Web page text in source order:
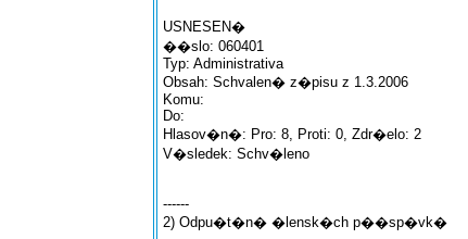
USNESEN�
��slo: 060401
Typ: Administrativa
Obsah: Schvalen� z�pisu z 1.3.2006
Komu:
Do:
Hlasov�n�: Pro: 8, Proti: 0, Zdr�elo: 2
V�sledek: Schv�leno
------
2) Odpu�t�n� �lensk�ch p��sp�vk�